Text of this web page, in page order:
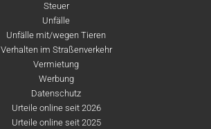
Steuer
Unfälle
Unfälle mit/wegen Tieren
Verhalten im Straßenverkehr
Vermietung
Werbung
Datenschutz
Urteile online seit 2026
Urteile online seit 2025